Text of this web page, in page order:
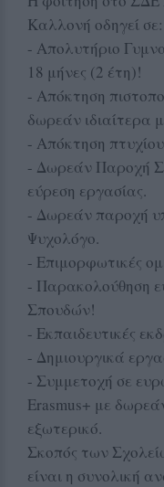
Καλλονή οδηγεί σε:
- Απολυτήριο
18 μήνες (2 έτη)!
- Απόκτηση
δωρεάν ιδιαίτερα
- Απόκτηση
- Δωρεάν Παροχή
εύρεση εργασίας.
- Δωρεάν παροχή
Ψυχολόγο.
- Επιμορφωτικές
- Παρακολούθηση
Σπουδών!
- Εκπαιδευτικές
- Δημιουργικά
- Συμμετοχή σε
Erasmus+ με
εξωτερικό.
Σκοπός των
είναι η συνολική